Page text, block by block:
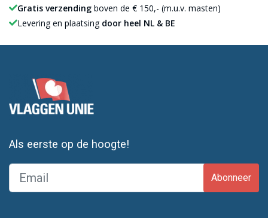
wat zorgt voor een snelle levertijd. Plaats jij de bestelling voor
13:00 uur, dan wordt de wimpel nog dezelfde werkdag
Gratis verzending boven de € 150,- (m.u.v. masten)
Levering en plaatsing door heel NL & BE
Als eerste op de hoogte!
Abonneer